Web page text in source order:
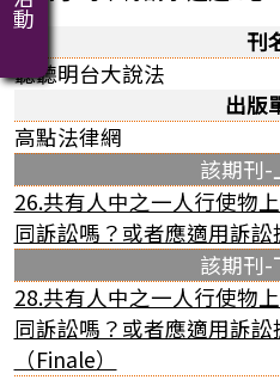
刊
聽聽明台大說法
出版
高點法律網
該期刊-
26.共有人中之一人行使物
同訴訟嗎？或者應適用訴訟
該期刊-
28.共有人中之一人行使物
同訴訟嗎？或者應適用訴訟
（Finale）